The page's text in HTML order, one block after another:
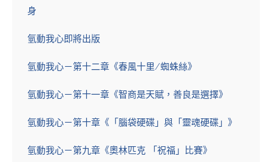
身
氫動我心即將出版
氫動我心－第十二章《春風十里/蜘蛛絲》
氫動我心－第十一章《智商是天賦，善良是選擇》
氫動我心－第十章《「腦袋硬碟」與「靈魂硬碟」》
氫動我心－第九章《奧林匹克 「祝福」比賽》